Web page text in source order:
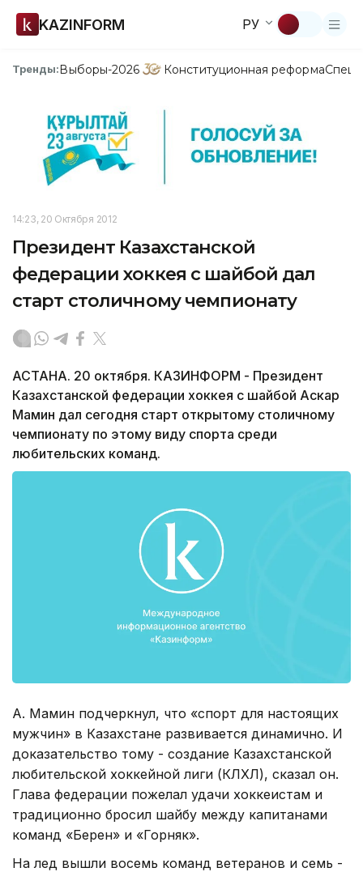
KAZINFORM РУ
Тренды:Выборы-2026 Конституционная реформа
14:23, 20 Октября 2012
Президент Казахстанской
федерации хоккея с шайбой дал
старт столичному чемпионату
АСТАНА. 20 октября. КАЗИНФОРМ - Президент
Казахстанской федерации хоккея с шайбой Аскар
Мамин дал сегодня старт открытому столичному
чемпионату по этому виду спорта среди
любительских команд.
А. Мамин подчеркнул, что «спорт для настоящих
мужчин» в Казахстане развивается динамично. И
доказательство тому - создание Казахстанской
любительской хоккейной лиги (КЛХЛ), сказал он.
Глава федерации пожелал удачи хоккеистам и
традиционно бросил шайбу между капитанами
команд «Берен» и «Горняк».
На лед вышли восемь команд ветеранов и семь -